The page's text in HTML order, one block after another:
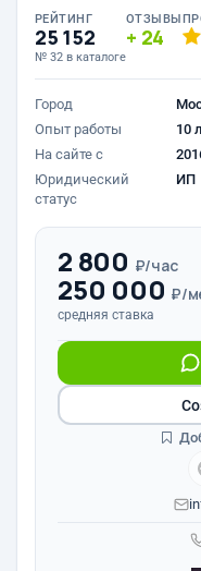
РЕЙТИНГ
25 152
№ 32 в каталоге
ОТЗЫВЫ
24
Город
Опыт работы
10
На сайте с
Юридический
статус
ИП
2 800 ₽/час
250 000 ₽/
средняя ставка